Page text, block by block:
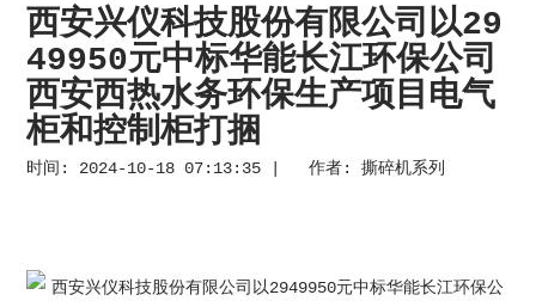
西安兴仪科技股份有限公司以29
49950元中标华能长江环保公司
西安西热水务环保生产项目电气
柜和控制柜打捆
时间: 2024-10-18 07:13:35 | 作者:撕碎机系列